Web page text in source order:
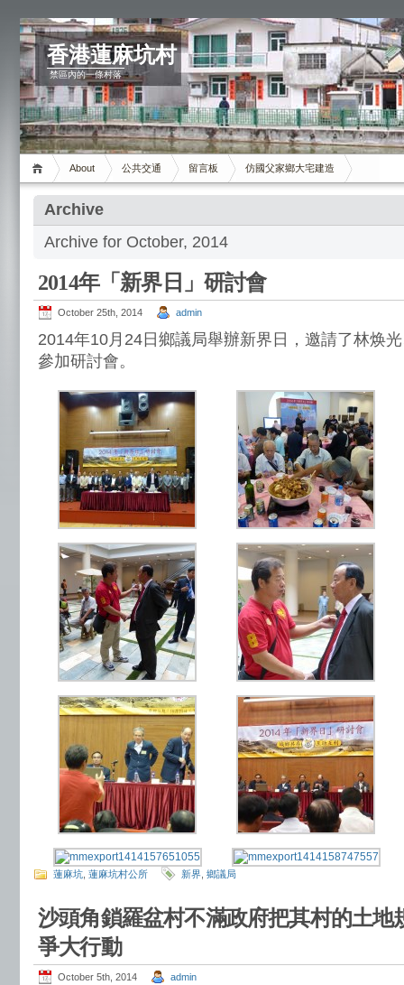
香港蓮麻坑村
禁區內的一條村落
About 公共交通 留言板 仿國父家鄉大宅建造
Archive
Archive for October, 2014
2014年「新界日」研討會
October 25th, 2014 admin
2014年10月24日鄉議局舉辦新界日，邀請了林焕
參加研討會。
蓮麻坑 蓮麻坑村公所 新界 鄉議局
沙頭角鎖羅盆村不滿政府把其村的土地
爭大行動
October 5th, 2014 admin